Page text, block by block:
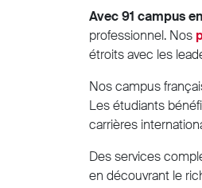
Avec 91 campus
professionnel. Nos
étroits avec les
Nos campus
Les étudiants
carrières
Des services
en découvrant le